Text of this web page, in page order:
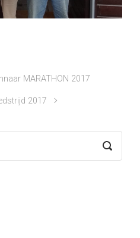
MARATHON 2017
2017